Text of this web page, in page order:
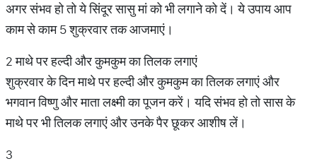
अगर संभव हो तो ये सिंदूर सासु मां को भी लगाने को दें। ये उपाय आप
काम से काम 5 शुक्रवार तक आजमाएं।
2 माथे पर हल्दी और कुमकुम का तिलक लगाएं
शुक्रवार के दिन माथे पर हल्दी और कुमकुम का तिलक लगाएं और
भगवान विष्णु और माता लक्ष्मी का पूजन करें। यदि संभव हो तो सास के
माथे पर भी तिलक लगाएं और उनके पैर छूकर आशीष लें।
3